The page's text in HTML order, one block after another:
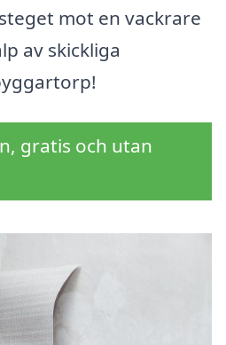
mot en vackrare
av skickliga
gratis och utan